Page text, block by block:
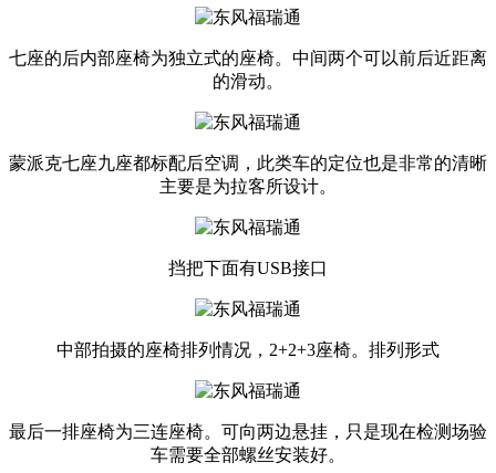
七座的后内部座椅为独立式的座椅。中间两个可以前后近距离
的滑动。
蒙派克七座九座都标配后空调，此类车的定位也是非常的清晰
主要是为拉客所设计。
挡把下面有USB接口
中部拍摄的座椅排列情况，2+2+3座椅。排列形式
最后一排座椅为三连座椅。可向两边悬挂，只是现在检测场验
车需要全部螺丝安装好。